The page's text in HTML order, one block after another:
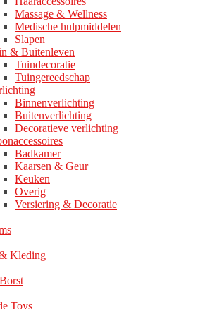
Massage & Wellness
Medische hulpmiddelen
Slapen
& Buitenleven
Tuindecoratie
Tuingereedschap
Binnenverlichting
Buitenverlichting
Decoratieve verlichting
Badkamer
Kaarsen & Geur
Keuken
Overig
Versiering & Decoratie
Kleding
Toys